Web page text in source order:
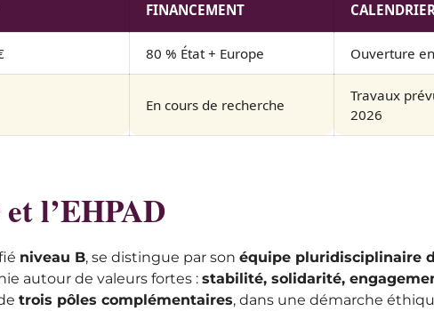
FINANCEMENT
80 % État + Europe Ouverture
En cours de recherche
Travaux
2026
l’EHPAD
niveau B, se distingue par son équipe pluridisciplinaire
autour de valeurs fortes : stabilité, solidarité,
trois pôles complémentaires, dans une démarche